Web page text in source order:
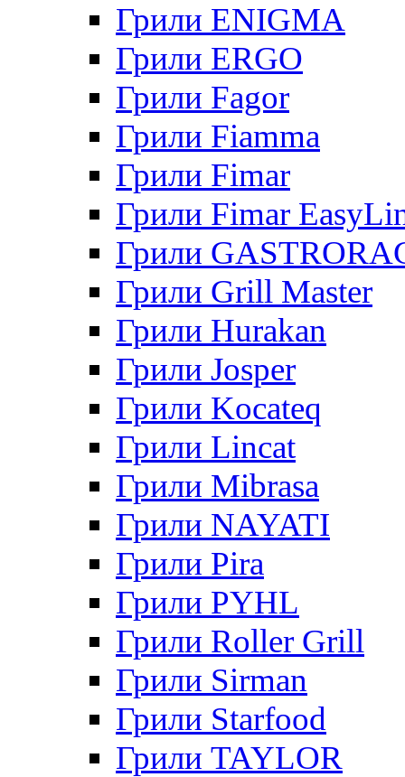
Грили ENIGMA
Грили ERGO
Грили Fagor
Грили Fiamma
Грили Fimar
Грили Fimar
Грили
Грили Grill Master
Грили Hurakan
Грили Josper
Грили Kocateq
Грили Lincat
Грили Mibrasa
Грили NAYATI
Грили Pira
Грили PYHL
Грили Roller Grill
Грили Sirman
Грили Starfood
Грили TAYLOR